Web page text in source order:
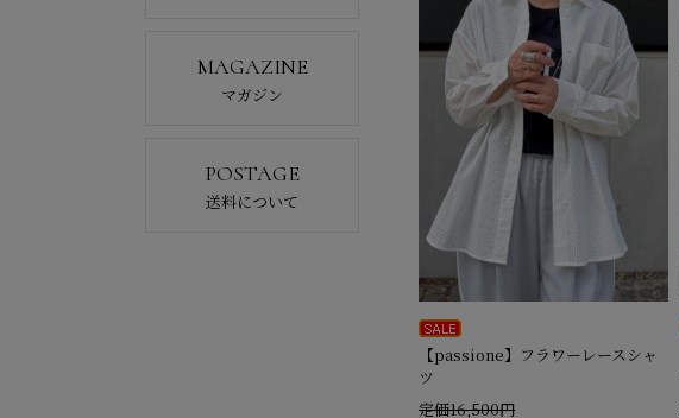
MAGAZINE
マガジン
POSTAGE
送料について
【passione】フラワーレースシャ
ツ
定価16,500円